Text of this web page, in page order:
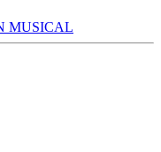
MUSICAL